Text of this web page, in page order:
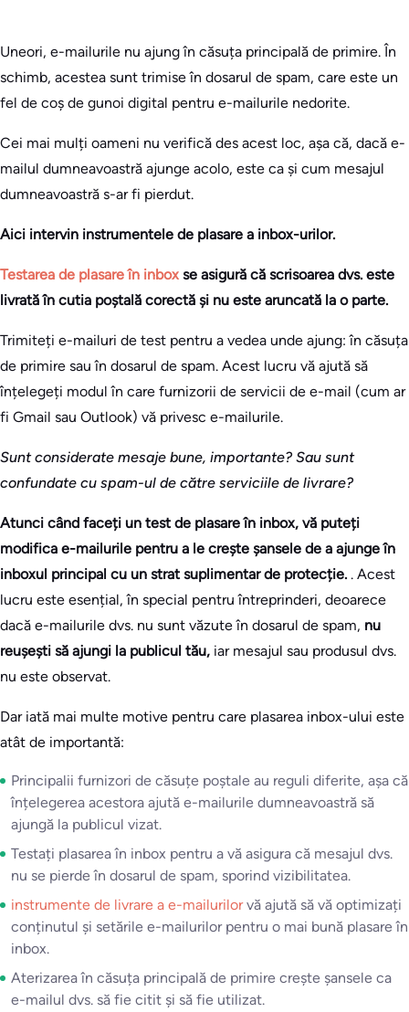
Uneori, e-mailurile nu ajung în căsuța principală de primire. În
schimb, acestea sunt trimise în dosarul de spam, care este un
fel de coș de gunoi digital pentru e-mailurile nedorite.
Cei mai mulți oameni nu verifică des acest loc, așa că, dacă e-
mailul dumneavoastră ajunge acolo, este ca și cum mesajul
dumneavoastră s-ar fi pierdut.
Aici intervin instrumentele de plasare a inbox-urilor.
Testarea de plasare în inbox se asigură că scrisoarea dvs. este
livrată în cutia poștală corectă și nu este aruncată la o parte.
Trimiteți e-mailuri de test pentru a vedea unde ajung: în căsuța
de primire sau în dosarul de spam. Acest lucru vă ajută să
înțelegeți modul în care furnizorii de servicii de e-mail (cum ar
fi Gmail sau Outlook) vă privesc e-mailurile.
Sunt considerate mesaje bune, importante? Sau sunt
confundate cu spam-ul de către serviciile de livrare?
Atunci când faceți un test de plasare în inbox, vă puteți
modifica e-mailurile pentru a le crește șansele de a ajunge în
inboxul principal cu un strat suplimentar de protecție. . Acest
lucru este esențial, în special pentru întreprinderi, deoarece
dacă e-mailurile dvs. nu sunt văzute în dosarul de spam, nu
reușești să ajungi la publicul tău, iar mesajul sau produsul dvs.
nu este observat.
Dar iată mai multe motive pentru care plasarea inbox-ului este
atât de importantă:
Principalii furnizori de căsuțe poștale au reguli diferite, așa că
înțelegerea acestora ajută e-mailurile dumneavoastră să
ajungă la publicul vizat.
Testați plasarea în inbox pentru a vă asigura că mesajul dvs.
nu se pierde în dosarul de spam, sporind vizibilitatea.
instrumente de livrare a e-mailurilorvă ajută să vă optimizați
conținutul și setările e-mailurilor pentru o mai bună plasare în
inbox.
Aterizarea în căsuța principală de primire crește șansele ca
e-mailul dvs. să fie citit și să fie utilizat.